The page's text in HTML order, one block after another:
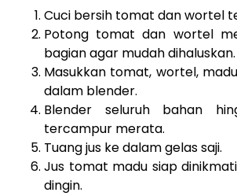
Cuci bersih tomat dan wortel
Potong tomat dan wortel
bagian agar mudah dihaluskan.
Masukkan tomat, wortel,
dalam blender.
Blender seluruh bahan
tercampur merata.
Tuang jus ke dalam gelas saji.
Jus tomat madu siap
dingin.